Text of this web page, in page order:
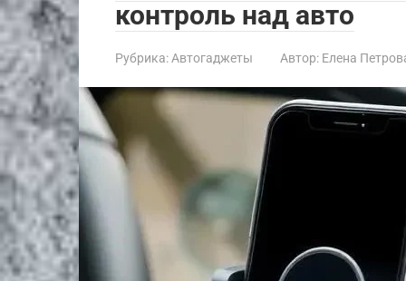
контроль над авто
Рубрика: Автогаджеты Автор: Елена